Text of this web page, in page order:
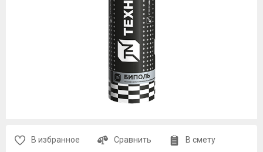
В избранное Сравнить В смету